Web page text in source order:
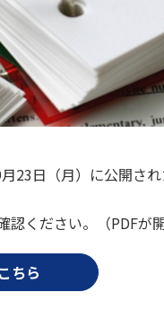
23日（月）に公開さ
ください。（PDFが開
ちら